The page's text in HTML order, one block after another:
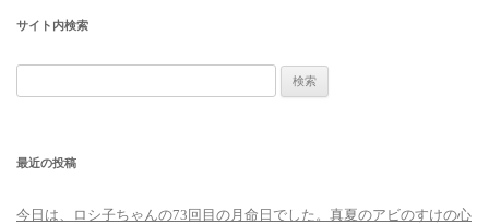
サイト内検索
索:
最近の投稿
今日は、ロシ子ちゃんの73回目の月命日でした。真夏のアビのすけの心